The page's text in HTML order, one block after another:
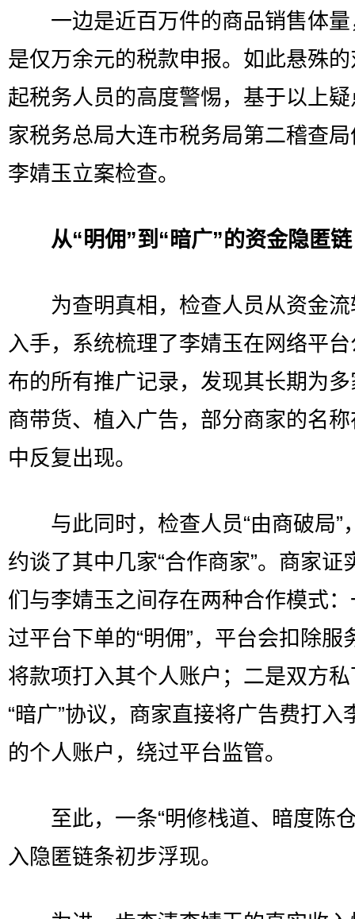
一边是近百万件的商品销售体量
是仅万余元的税款申报。如此悬殊
起税务人员的高度警惕，基于以上
家税务总局大连市税务局第二稽查
李婧玉立案检查。
从“明佣”到“暗广”的资金隐匿链
为查明真相，检查人员从资金流
入手，系统梳理了李婧玉在网络平
布的所有推广记录，发现其长期为
商带货、植入广告，部分商家的名
中反复出现。
与此同时，检查人员“由商破局”
约谈了其中几家“合作商家”。商家证
们与李婧玉之间存在两种合作模式
过平台下单的“明佣”，平台会扣除服
将款项打入其个人账户；二是双方
“暗广”协议，商家直接将广告费打入
的个人账户，绕过平台监管。
至此，一条“明修栈道、暗度陈仓
入隐匿链条初步浮现。